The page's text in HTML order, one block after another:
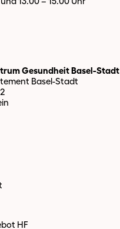
Gesundheit Basel-Stadt
Basel-Stadt
HF